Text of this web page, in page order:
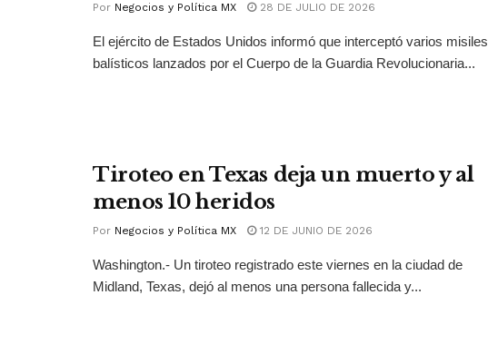
Por Negocios y Política MX 28 DE JULIO DE 2026
El ejército de Estados Unidos informó que interceptó varios misiles
balísticos lanzados por el Cuerpo de la Guardia Revolucionaria...
Tiroteo en Texas deja un muerto y al
menos 10 heridos
Por Negocios y Política MX 12 DE JUNIO DE 2026
Washington.- Un tiroteo registrado este viernes en la ciudad de
Midland, Texas, dejó al menos una persona fallecida y...